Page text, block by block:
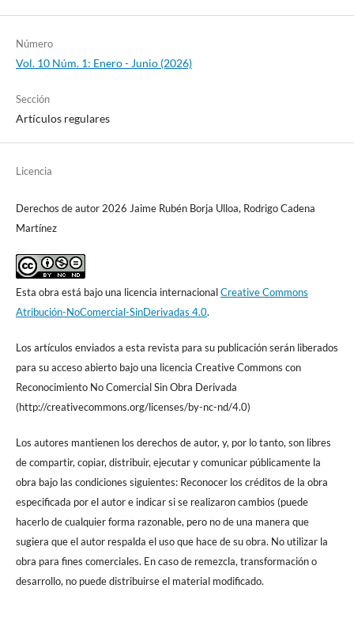
Número
Vol. 10 Núm. 1: Enero - Junio (2026)
Sección
Artículos regulares
Licencia
Derechos de autor 2026 Jaime Rubén Borja Ulloa, Rodrigo Cadena
Martínez
Esta obra está bajo una licencia internacionalCreative Commons
Atribución-NoComercial-SinDerivadas 4.0.
Los artículos enviados a esta revista para su publicación serán liberados
para su acceso abierto bajo una licencia Creative Commons con
Reconocimiento No Comercial Sin Obra Derivada
(http://creativecommons.org/licenses/by-nc-nd/4.0)
Los autores mantienen los derechos de autor, y, por lo tanto, son libres
de compartir, copiar, distribuir, ejecutar y comunicar públicamente la
obra bajo las condiciones siguientes: Reconocer los créditos de la obra
especificada por el autor e indicar si se realizaron cambios (puede
hacerlo de cualquier forma razonable, pero no de una manera que
sugiera que el autor respalda el uso que hace de su obra. No utilizar la
obra para fines comerciales. En caso de remezcla, transformación o
desarrollo, no puede distribuirse el material modificado.